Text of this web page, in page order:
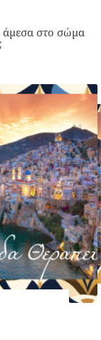
άμεσα στο σώμα